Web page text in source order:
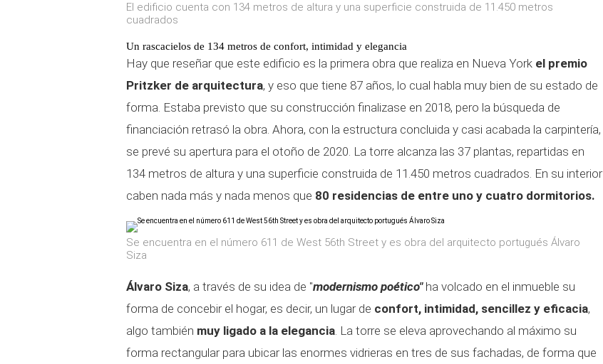
El edificio cuenta con 134 metros de altura y una superficie construida de 11.450 metros
cuadrados
Un rascacielos de 134 metros de confort, intimidad y elegancia
Hay que reseñar que este edificio es la primera obra que realiza en Nueva York el premio
Pritzker de arquitectura, y eso que tiene 87 años, lo cual habla muy bien de su estado de
forma. Estaba previsto que su construcción finalizase en 2018, pero la búsqueda de
financiación retrasó la obra. Ahora, con la estructura concluida y casi acabada la carpintería,
se prevé su apertura para el otoño de 2020. La torre alcanza las 37 plantas, repartidas en
134 metros de altura y una superficie construida de 11.450 metros cuadrados. En su interior
caben nada más y nada menos que 80 residencias de entre uno y cuatro dormitorios.
Se encuentra en el número 611 de West 56th Street y es obra del arquitecto portugués Álvaro
Siza
Álvaro Siza, a través de su idea de "modernismo poético"ha volcado en el inmueble su
forma de concebir el hogar, es decir, un lugar de confort, intimidad, sencillez y eficacia,
algo también muy ligado a la elegancia. La torre se eleva aprovechando al máximo su
forma rectangular para ubicar las enormes vidrieras en tres de sus fachadas, de forma que